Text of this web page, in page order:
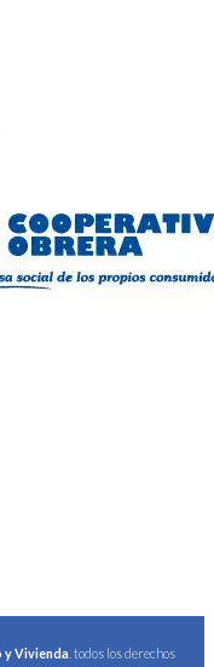
y Vivienda . todos los derechos